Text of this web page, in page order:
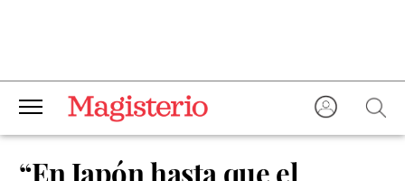
“En Japón hasta que el